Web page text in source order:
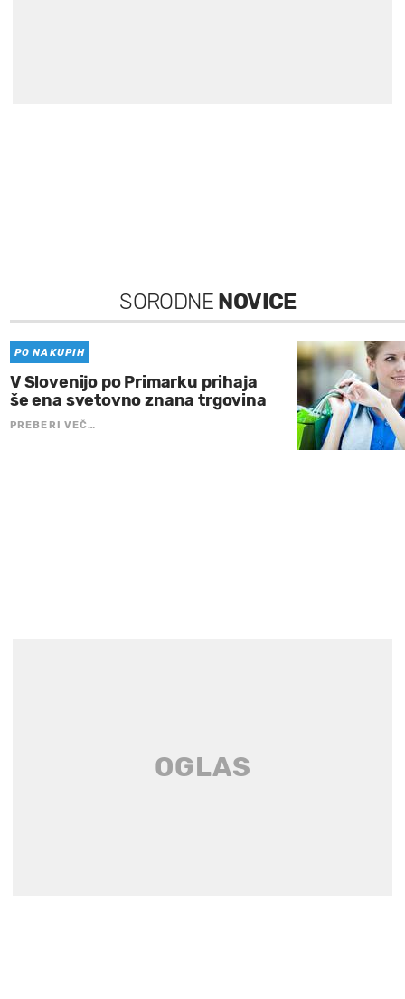
SORODNE NOVICE
PO NAKUPIH
V Slovenijo po Primarku prihaja
še ena svetovno znana trgovina
PREBERI VEČ…